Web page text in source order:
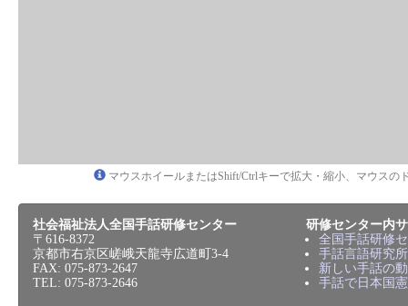
マウスホイールまたはShift/Ctrlキーで拡大・縮小、マウスの
社会福祉法人全国手話研修センター
〒616-8372
京都市右京区嵯峨天龍寺広道町3-4
FAX: 075-873-2647
TEL: 075-873-2646
研修センター内
全国手話研修
手話言語研究所
新しい手話の
手話で日本国